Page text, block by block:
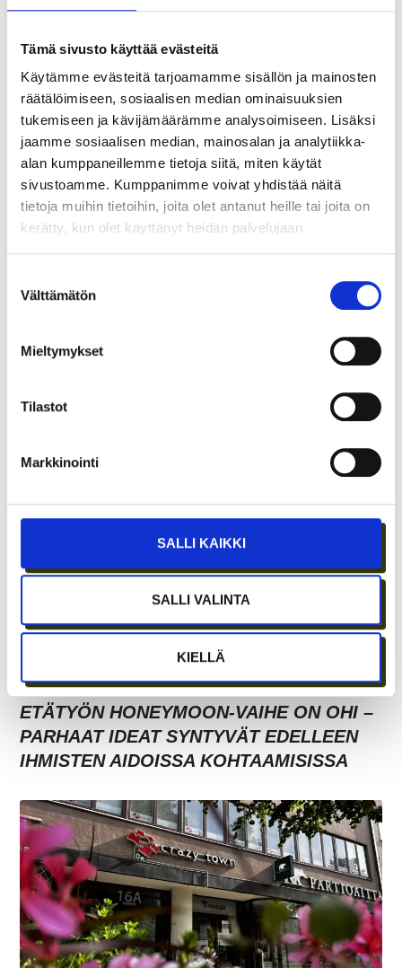
Tämä sivusto käyttää evästeitä
Käytämme evästeitä tarjoamamme sisällön ja mainosten
räätälöimiseen, sosiaalisen median ominaisuuksien
tukemiseen ja kävijämäärämme analysoimiseen. Lisäksi
jaamme sosiaalisen median, mainosalan ja analytiikka-
alan kumppaneillemme tietoja siitä, miten käytät
sivustoamme. Kumppanimme voivat yhdistää näitä
tietoja muihin tietoihin, joita olet antanut heille tai joita on
kerätty, kun olet käyttänyt heidän palvelujaan.
valinta
Välttämätön
Mieltymykset
Tilastot
Markkinointi
SALLI KAIKKI
SALLI VALINTA
KIELLÄ
ASIAKASYMMÄRRYS SYNTYY IHMISTEN
KESKELLÄ – JA NIIN SYNTYY MYÖS
MYYNTI
KOKOUSTILOJA?
ETÄTYÖN HONEYMOON-VAIHE ON OHI –
PARHAAT IDEAT SYNTYVÄT EDELLEEN
IHMISTEN AIDOISSA KOHTAAMISISSA